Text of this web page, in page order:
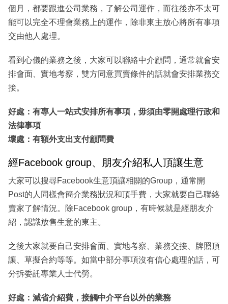
個月，都要跟進公司業務，了解公司運作，而往後亦不太可
能可以完全不理會業務上的運作，除非東主放心將所有事項
交由他人處理。
看到心儀的業務之後，大家可以聯絡中介顧問，通常就會安
排會面、實地考察，雙方同意買賣條件的話就會安排業務交
接。
好處：有專人一站式安排所有事項，毋須由零開處理行政和
法律事項
壞處：有額外支出支付顧問費
經Facebook group、朋友介紹私人頂讓生意
大家可以搜尋Facebook生意頂讓相關的Group，通常開
Post的人同樣會簡介業務狀況和頂手費，大家就要自己聯絡
賣家了解情況。除Facebook group，有時候就是經朋友介
紹，認識放售生意的東主。
之後大家就要自己安排會面、實地考察、業務交接、牌照頂
讓、草擬合約等等。如當中部分事項沒有信心處理的話，可
分拆委託專業人士代勞。
好處：減省介紹費，接觸中介平台以外的業務